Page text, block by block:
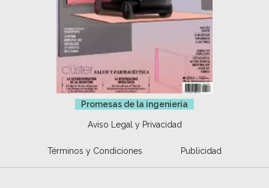
Promesas de la ingeniería
Aviso Legal y Privacidad
Términos y Condiciones Publicidad